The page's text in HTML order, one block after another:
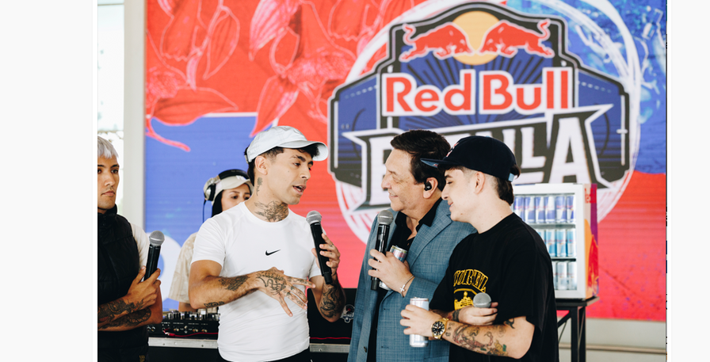
EVENTOS
Vico C vuelve a Chile y
confirma soldout a casi 10
días de su concierto de este
23 de Mayo en Movistar
EVENTOS
La Mala Rodriguez estará
este 16 de Junio en
Estocolmo
junto a